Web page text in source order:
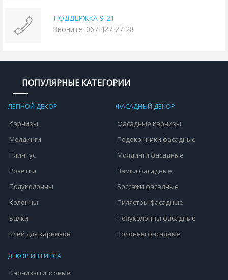
ПОДДЕРЖКА 9-21
Звоните: 067 427-27-28
ПОПУЛЯРНЫЕ КАТЕГОРИИ
ЛЕПНОЙ ДЕКОР
Карнизы
Молдинги
Плинтус
Розетки
Полуколонны
Колонны
Балки
Клей для карнизов
ФАСАДНЫЙ ДЕКОР
Фасадные карнизы
Подоконники фасадные
Молдинги фасадные
Замки фасадные
Боссажи фасадные
Пилястры фасадные
Полуколонны фасадные
Колонны фасадные
ДЕКОР ИЗ ГИПСА
Карнизы гипсовые